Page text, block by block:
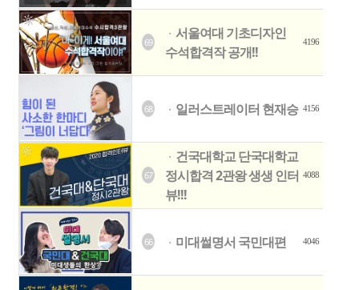
69
ㆍ 서울여대 기초디자인
수석합격작 공개!!
4196
68 ㆍ 일러스트레이터 현재승 4156
67
ㆍ 건국대학교 단국대학교
정시합격 2관왕 생생 인터
뷰!!!
4088
66 ㆍ 미대썰명서 국민대편 4046